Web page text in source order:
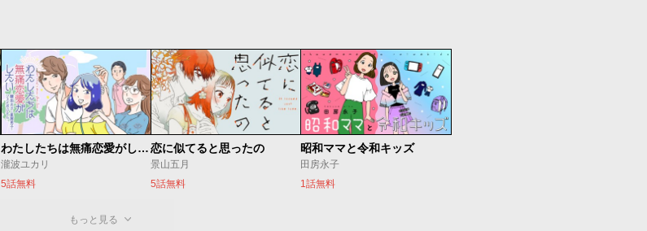
わたしたちは無痛恋愛がしたい 〜鍵垢女子と星屑男子とフェミおじさん〜
瀧波ユカリ
5話無料
恋に似てると思ったの
景山五月
5話無料
昭和ママと令和キッズ
田房永子
1話無料
もっと見る